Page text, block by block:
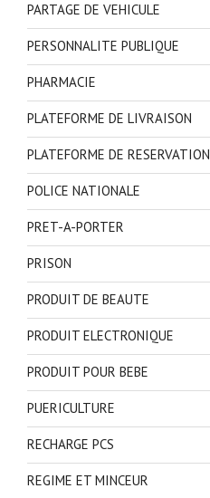
PARTAGE DE VEHICULE
PERSONNALITE PUBLIQUE
PHARMACIE
PLATEFORME DE LIVRAISON
PLATEFORME DE RESERVATION
POLICE NATIONALE
PRET-A-PORTER
PRISON
PRODUIT DE BEAUTE
PRODUIT ELECTRONIQUE
PRODUIT POUR BEBE
PUERICULTURE
RECHARGE PCS
REGIME ET MINCEUR